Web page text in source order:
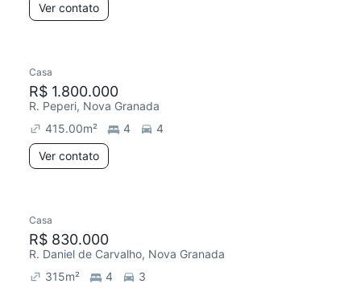
Ver contato
Casa
R$ 1.800.000
R. Peperi, Nova Granada
415.00m² 4
4
Ver contato
Casa
R$ 830.000
R. Daniel de Carvalho, Nova Granada
315m² 4
3